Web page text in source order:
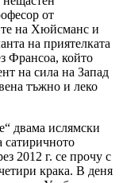
от
на Хюйсманс и
на приятелката
Франсоа, който
на сила на Запад
тъжно и леко
двама ислямски
сатиричното
2012 г. се прочу с
крака. В деня